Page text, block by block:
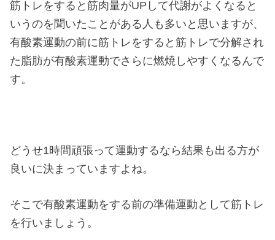
筋トレをすると筋肉量がUPして代謝がよくなると
いうのを聞いたことがある人も多いと思いますが、
有酸素運動の前に筋トレをすると筋トレで分解され
た脂肪が有酸素運動でさらに燃焼しやすくなるんで
す。
どうせ1時間頑張って運動するなら結果も出る方が
良いに決まっていますよね。
そこで有酸素運動をする前の準備運動として筋トレ
を行いましょう。